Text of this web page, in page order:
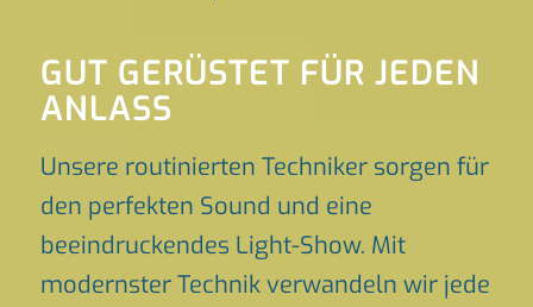
GUT GERÜSTET FÜR JEDEN
ANLASS
Unsere routinierten Techniker sorgen für
den perfekten Sound und eine
beeindruckendes Light-Show. Mit
modernster Technik verwandeln wir jede